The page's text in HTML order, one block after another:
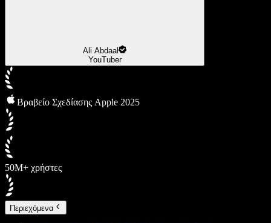
Ali Abdaal
YouTuber
Βραβείο Σχεδίασης Apple 2025
50M+ χρήστες
Περιεχόμενα